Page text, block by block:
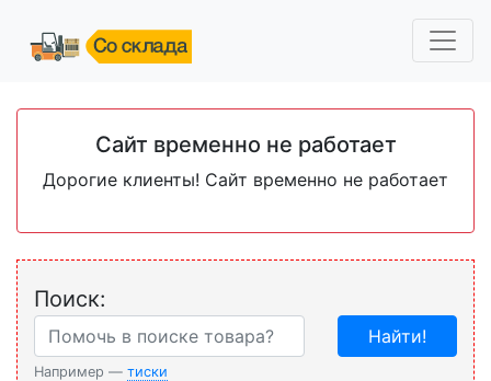
Сайт временно не работает
Дорогие клиенты! Сайт временно не работает
Поиск:
Например — тиски
Найти!